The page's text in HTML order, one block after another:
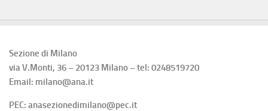
Sezione di Milano
via V.Monti, 36 – 20123 Milano – tel: 0248519720
Email: milano@ana.it
PEC: anasezionedimilano@pec.it